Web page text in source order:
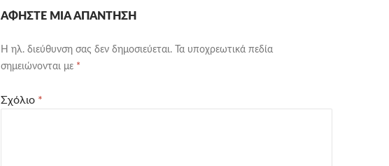
ΑΦΉΣΤΕ ΜΙΑ ΑΠΆΝΤΗΣΗ
Η ηλ. διεύθυνση σας δεν δημοσιεύεται.
Τα υποχρεωτικά πεδία
σημειώνονται με *
Σχόλιο *